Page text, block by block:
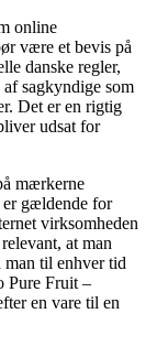
online
være et bevis på
danske regler,
sagkyndige som
Det er en rigtig
udsat for
mærkerne
gældende for
virksomheden
at man
til enhver tid
Pure Fruit –
en vare til en